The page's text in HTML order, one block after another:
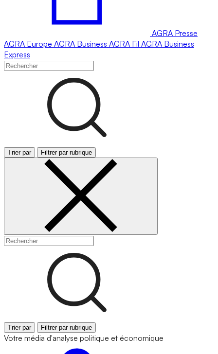
AGRA Presse
AGRA Europe AGRA Business AGRA Fil AGRA Business
Express
Trier par Filtrer par rubrique
Trier par Filtrer par rubrique
Votre média d'analyse politique et économique